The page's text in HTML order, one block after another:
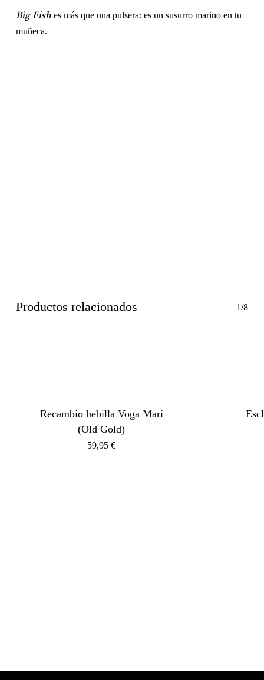
Big Fishes más que una pulsera: es un susurro marino en tu
muñeca.
Productos relacionados 1/8
Recambio hebilla Voga Marí
(Old Gold)
59,95€